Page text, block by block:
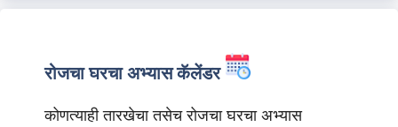
रोजचा घरचा अभ्यास कॅलेंडर
कोणत्याही तारखेचा तसेच रोजचा घरचा अभ्यास